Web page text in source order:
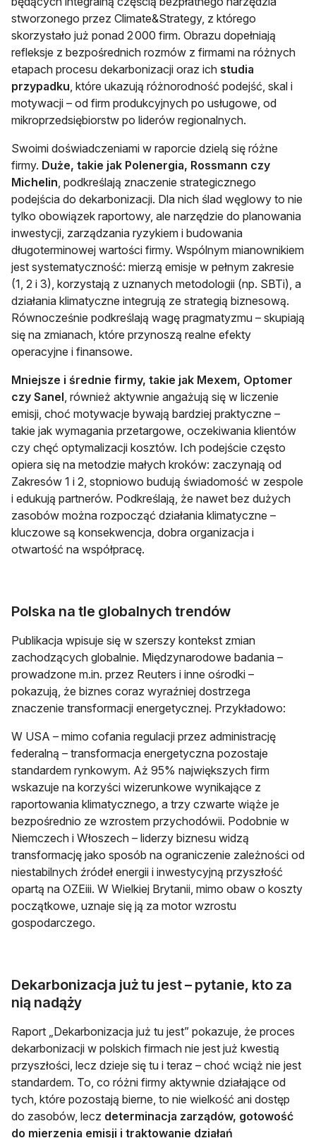
stworzonego przez Climate&Strategy, z którego
skorzystało już ponad 2 000 firm. Obrazu dopełniają
refleksje z bezpośrednich rozmów z firmami na różnych
etapach procesu dekarbonizacji oraz ich studia
przypadku, które ukazują różnorodność podejść, skal i
motywacji – od firm produkcyjnych po usługowe, od
mikroprzedsiębiorstw po liderów regionalnych.
Swoimi doświadczeniami w raporcie dzielą się różne
firmy. Duże, takie jak Polenergia, Rossmann czy
Michelin, podkreślają znaczenie strategicznego
podejścia do dekarbonizacji. Dla nich ślad węglowy to nie
tylko obowiązek raportowy, ale narzędzie do planowania
inwestycji, zarządzania ryzykiem i budowania
długoterminowej wartości firmy. Wspólnym mianownikiem
jest systematyczność: mierzą emisje w pełnym zakresie
(1, 2 i 3), korzystają z uznanych metodologii (np. SBTi), a
działania klimatyczne integrują ze strategią biznesową.
Równocześnie podkreślają wagę pragmatyzmu – skupiają
się na zmianach, które przynoszą realne efekty
operacyjne i finansowe.
Mniejsze i średnie firmy, takie jak Mexem, Optomer
czy Sanel, również aktywnie angażują się w liczenie
emisji, choć motywacje bywają bardziej praktyczne –
takie jak wymagania przetargowe, oczekiwania klientów
czy chęć optymalizacji kosztów. Ich podejście często
opiera się na metodzie małych kroków: zaczynają od
Zakresów 1 i 2, stopniowo budują świadomość w zespole
i edukują partnerów. Podkreślają, że nawet bez dużych
zasobów można rozpocząć działania klimatyczne –
kluczowe są konsekwencja, dobra organizacja i
otwartość na współpracę.
Polska na tle globalnych trendów
Publikacja wpisuje się w szerszy kontekst zmian
zachodzących globalnie. Międzynarodowe badania –
prowadzone m.in. przez Reuters i inne ośrodki –
pokazują, że biznes coraz wyraźniej dostrzega
znaczenie transformacji energetycznej. Przykładowo:
W USA – mimo cofania regulacji przez administrację
federalną – transformacja energetyczna pozostaje
standardem rynkowym. Aż 95% największych firm
wskazuje na korzyści wizerunkowe wynikające z
raportowania klimatycznego, a trzy czwarte wiąże je
bezpośrednio ze wzrostem przychodówii. Podobnie w
Niemczech i Włoszech – liderzy biznesu widzą
transformację jako sposób na ograniczenie zależności od
niestabilnych źródeł energii i inwestycyjną przyszłość
opartą na OZEiii. W Wielkiej Brytanii, mimo obaw o koszty
początkowe, uznaje się ją za motor wzrostu
gospodarczego.
Dekarbonizacja już tu jest – pytanie, kto za
nią nadąży
Raport „Dekarbonizacja już tu jest” pokazuje, że proces
dekarbonizacji w polskich firmach nie jest już kwestią
przyszłości, lecz dzieje się tu i teraz – choć wciąż nie jest
standardem. To, co różni firmy aktywnie działające od
tych, które pozostają bierne, to nie wielkość ani dostęp
do zasobów, lecz determinacja zarządów, gotowość
do mierzenia emisji i traktowanie działań